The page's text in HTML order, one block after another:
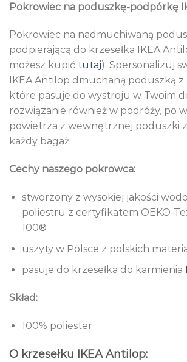
Pokrowiec na poduszkę-podpórkę
Pokrowiec na nadmuchiwaną
podpierającą do krzesełka IKEA
możesz kupić tutaj). Spersonalizuj
IKEA Antilop dmuchaną poduszką
które pasuje do wystroju w Twoim
rozwiązanie również w podróży, po
powietrza z wewnętrznej poduszki
każdy bagaż.
Cechy naszego pokrowca:
stworzony z wysokiej jakości
poliestru z certyfikatem OEKO-
100®
uszyty w Polsce z polskich
pasuje do krzesełka do karmienia
Skład:
100% poliester
O krzesełku IKEA Antilop: